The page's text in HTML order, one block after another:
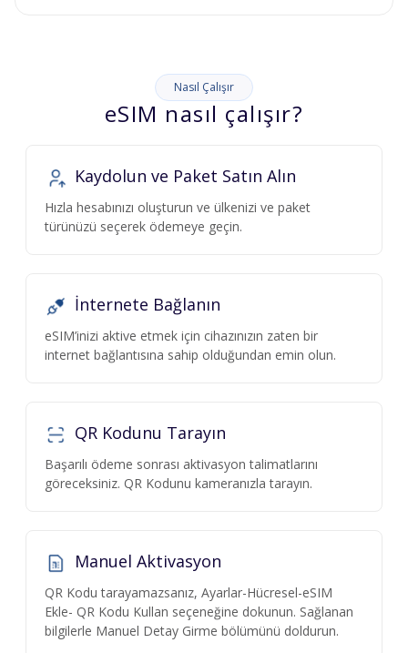
Nasıl Çalışır
eSIM nasıl çalışır?
Kaydolun ve Paket Satın Alın
Hızla hesabınızı oluşturun ve ülkenizi ve paket
türünüzü seçerek ödemeye geçin.
İnternete Bağlanın
eSIM’inizi aktive etmek için cihazınızın zaten bir
internet bağlantısına sahip olduğundan emin olun.
QR Kodunu Tarayın
Başarılı ödeme sonrası aktivasyon talimatlarını
göreceksiniz. QR Kodunu kameranızla tarayın.
Manuel Aktivasyon
QR Kodu tarayamazsanız, Ayarlar-Hücresel-eSIM
Ekle- QR Kodu Kullan seçeneğine dokunun. Sağlanan
bilgilerle Manuel Detay Girme bölümünü doldurun.